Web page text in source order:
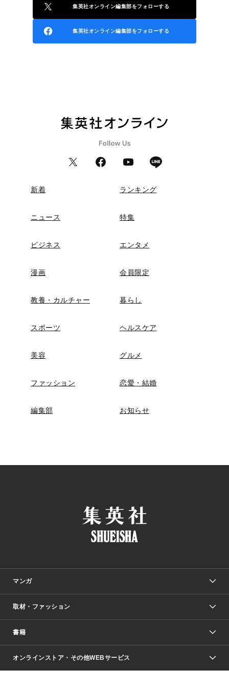
集英社オンライン編集部をフォローする
集英社オンライン編集部をフォローする
新着 ランキング
ニュース 特集
ビジネス エンタメ
漫画 会員限定
教養・カルチャー 暮らし
スポーツ ヘルスケア
美容 グルメ
ファッション 恋愛・結婚
編集部 お知らせ
マンガ
少年マンガ
Vジャンプ
週刊ヤングジャンプ
少女マンガ
取材・ファッション
Seventeen
芸能・情報・スポーツ
書籍
文芸・文庫・総合
オンラインストア・その他WEBサービス